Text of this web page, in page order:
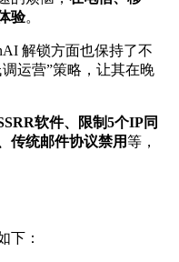
验。
解锁方面也保持了不
运营”策略，让其在晚
软件、限制5个IP同
传统邮件协议禁用等，
下：